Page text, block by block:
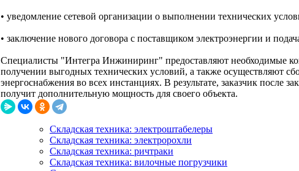
• уведомление сетевой организации о выполнении технических
• заключение нового договора с поставщиком электроэнергии и
Специалисты "Интегра Инжиниринг" предоставляют необходимые
получении выгодных технических условий, а также осуществляют
энергоснабжения во всех инстанциях. В результате, заказчик после
получит дополнительную мощность для своего объекта.
Складская техника: электроштабелеры
Складская техника: электророхли
Складская техника: ричтраки
Складская техника: вилочные погрузчики